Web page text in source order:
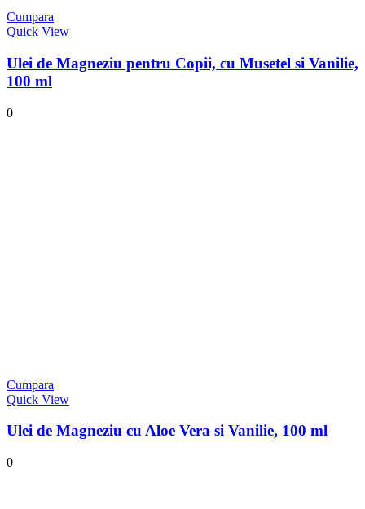
Cumpara
Quick View
Ulei de Magneziu pentru Copii, cu Musetel si Vanilie,
100 ml
0
Cumpara
Quick View
Ulei de Magneziu cu Aloe Vera si Vanilie, 100 ml
0